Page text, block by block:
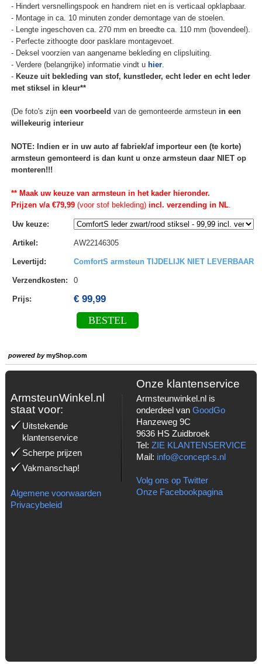
- Hindert versnellingspook en handrem niet en is verticaal opklapbaar.
- Montage in ca. 10 minuten zonder demontage van de stoelen.
- Lengte ingeschoven ca. 270 mm en breedte ca. 110 mm (bovendeel).
- Perfecte zithoogte door pasklare montagevoet.
- Deksel voorzien van aangename bekleding en clipsluiting.
- Verdere (belangrijke) informatie vindt u hier.
- Keuze uit bekleding van stof, kunstleder, echt leder en echt leder
met stiksel in kleur**
(De foto's zijn een voorbeeld van de gemonteerde armsteun in een
willekeurig interieur
NOTE: Indien er in uw auto af fabriek/af importeur een (te korte)
armsteun gemonteerd is dan kunt u onze armsteun daar NIET op
monteren!!!
** Maak uw keuze van armsteun in het kader hieronder.
Prijzen v/a €79,99(voor stof bekleding)incl. verzending in NL.
Uw keuze:
Artikel : AW22146305
Levertijd : ComfortS armsteun TIJDELIJK NIET LEVERBAAR
Verzendkosten: 0
Prijs: € 99,99
BESTEL
powered bymyShop.com
ArmsteunWinkel.nl
staat voor:
Uitstekende
klantenservice
Scherpe prijzen
Vakmanschap!
Algemene voorwaarden
Privacybeleid
Onze klantenservice
Armsteunwinkel.nl is
onderdeel van GoodGo
Hanzeweg 9C
9636 HS Zuidbroek
Tel: ZIE KLANTENSERVICE
Mail: info@concept-s.nl
Volg ons op Twitter
Onze Facebookpagina